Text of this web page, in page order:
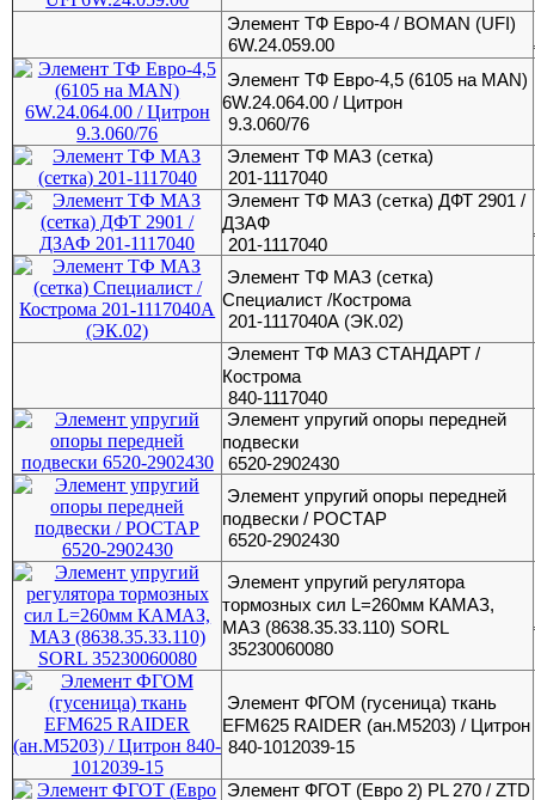
Элемент ТФ Евро-4 / BOMAN (UFI)
6W.24.059.00
Элемент ТФ Евро-4,5 (6105 на MAN)
6W.24.064.00 / Цитрон
9.3.060/76
Элемент ТФ МАЗ (сетка)
201-1117040
Элемент ТФ МАЗ (сетка) ДФТ 2901 /
ДЗАФ
201-1117040
Элемент ТФ МАЗ (сетка)
Специалист /Кострома
201-1117040А (ЭК.02)
Элемент ТФ МАЗ СТАНДАРТ /
Кострома
840-1117040
Элемент упругий опоры передней
подвески
6520-2902430
Элемент упругий опоры передней
подвески / РОСТАР
6520-2902430
Элемент упругий регулятора
тормозных сил L=260мм КАМАЗ,
МАЗ (8638.35.33.110) SORL
35230060080
Элемент ФГОМ (гусеница) ткань
EFM625 RAIDER (ан.М5203) / Цитрон
840-1012039-15
Элемент ФГОТ (Евро 2) PL 270 / ZTD